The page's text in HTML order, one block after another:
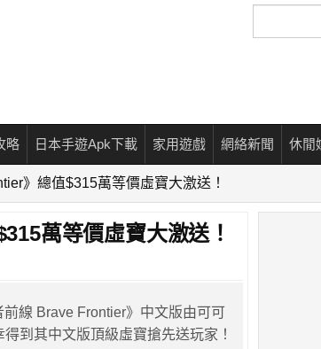
尋
略 日本手遊Apk下載 家用遊戲 網絡新聞 休閒
》總值$315萬等價虛寶大激送！
萬等價虛寶大激送！
線 Brave Frontier》中文版由可可
到其中文版頂級虛寶搶先送玩家！